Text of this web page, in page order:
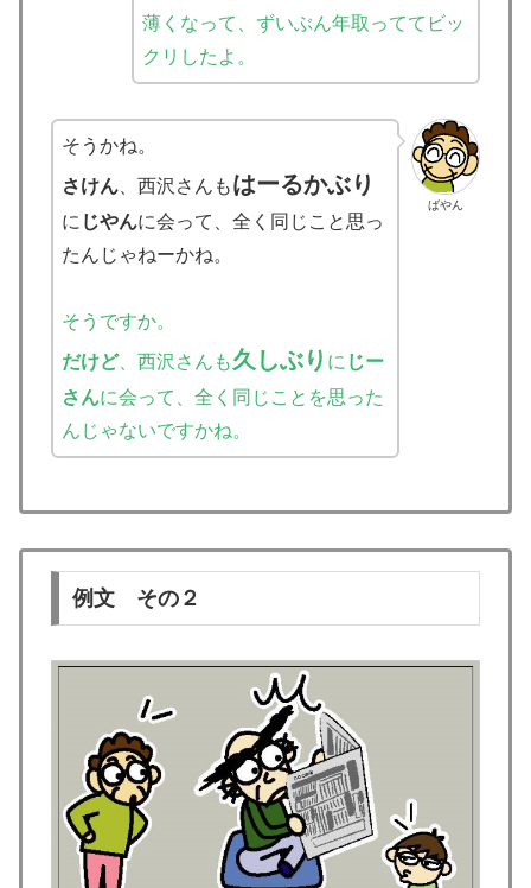
薄くなって、ずいぶん年取っててビッ
クリしたよ。
ばやん
そうかね。
さけん 、西沢さんもはーるかぶり
に じやんに会って、全く同じこと思っ
たんじゃねーかね。
そうですか。
だけど、西沢さんも久しぶり に じー
さんに会って、全く同じことを思った
んじゃないですかね。
例文 その２